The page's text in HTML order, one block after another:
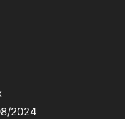
2024